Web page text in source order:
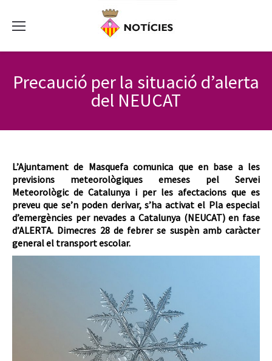
Precaució per la situació d’alerta
del NEUCAT
L’Ajuntament de Masquefa comunica que en base a les
previsions meteorològiques emeses pel Servei
Meteorològic de Catalunya i per les afectacions que es
preveu que se’n poden derivar, s’ha activat el Pla especial
d’emergències per nevades a Catalunya (NEUCAT) en fase
d’ALERTA. Dimecres 28 de febrer se suspèn amb caràcter
general el transport escolar.